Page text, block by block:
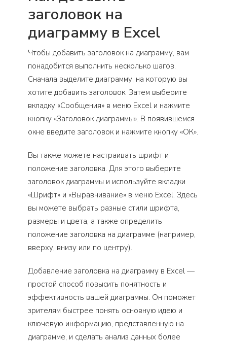
заголовок на
диаграмму в Excel
Чтобы добавить заголовок на диаграмму, вам
понадобится выполнить несколько шагов.
Сначала выделите диаграмму, на которую вы
хотите добавить заголовок. Затем выберите
вкладку «Сообщения» в меню Excel и нажмите
кнопку «Заголовок диаграммы». В появившемся
окне введите заголовок и нажмите кнопку «ОК».
Вы также можете настраивать шрифт и
положение заголовка. Для этого выберите
заголовок диаграммы и используйте вкладки
«Шрифт» и «Выравнивание» в меню Excel. Здесь
вы можете выбрать разные стили шрифта,
размеры и цвета, а также определить
положение заголовка на диаграмме (например,
вверху, внизу или по центру).
Добавление заголовка на диаграмму в Excel —
простой способ повысить понятность и
эффективность вашей диаграммы. Он поможет
зрителям быстрее понять основную идею и
ключевую информацию, представленную на
диаграмме, и сделать анализ данных более